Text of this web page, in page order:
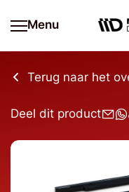
Menu
Terug naar het
Deel dit product